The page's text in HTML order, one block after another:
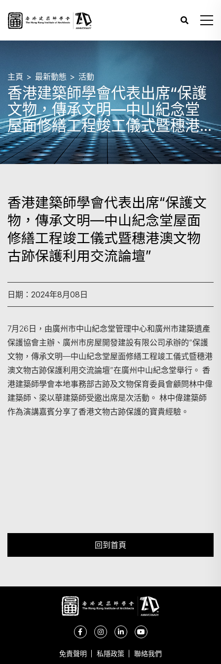
搜尋
主頁 最新動態 活動
香港建築師學會代表出席“保護
文物，傳承文明—中山紀念堂
屋面修繕工程竣工儀式暨穗港
澳文物古跡保護利用交流論壇”
香港建築師學會代表出席“保護文
物，傳承文明—中山紀念堂屋面
修繕工程竣工儀式暨穗港澳文物
古跡保護利用交流論壇”
日期：2024年8月08日
7月26日，由廣州市中山紀念堂管理中心和廣州市建築遺產
保護協會主辦、廣州市房屋開發建設有限公司承辦的“保護
文物，傳承文明—中山紀念堂屋面修繕工程竣工儀式暨穗港
澳文物古跡保護利用交流論壇”在廣州中山紀念堂舉行。 香
港建築師學會本地事務部古跡及文物保育委員會顧問林中偉
建築師、梁以華建築師受邀出席是次活動。 林中偉建築師
作為演講嘉賓分享了香港文物古跡保護的寶貴經驗。
回到首頁
免責聲明 私隱政策 聯絡我們